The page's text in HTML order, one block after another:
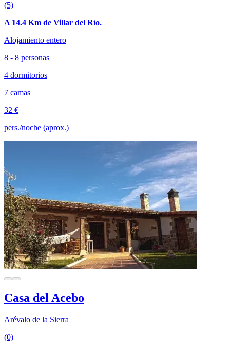
(5)
A 14.4 Km de Villar del Río.
Alojamiento entero
8 - 8 personas
4 dormitorios
7 camas
32 €
pers./noche (aprox.)
Casa del Acebo
Arévalo de la Sierra
(0)